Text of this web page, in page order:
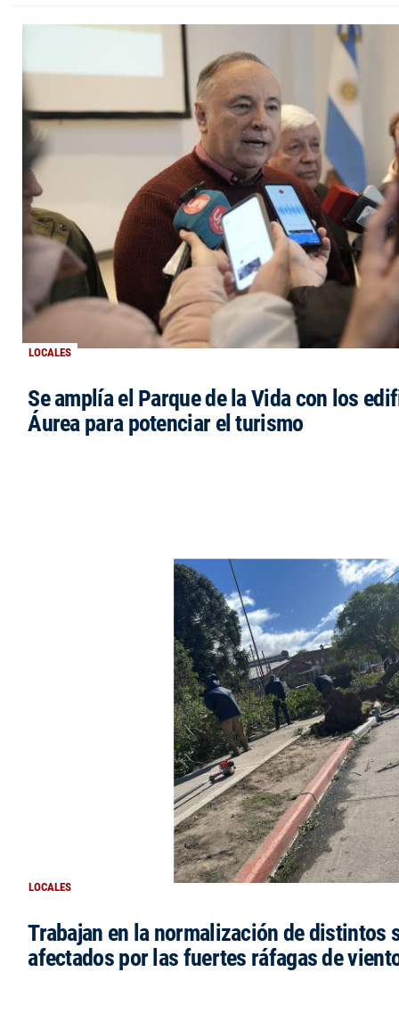
LOCALES
Se amplía el Parque de la Vida con los
Áurea para potenciar el turismo
LOCALES
Trabajan en la normalización de distintos
afectados por las fuertes ráfagas de